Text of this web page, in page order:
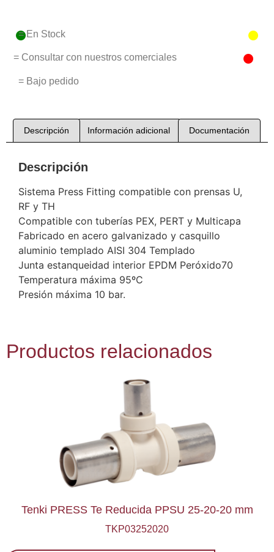
= En Stock
= Consultar con nuestros comerciales
= Bajo pedido
Descripción Información adicional Documentación
Descripción
Sistema Press Fitting compatible con prensas U,
RF y TH
Compatible con tuberías PEX, PERT y Multicapa
Fabricado en acero galvanizado y casquillo
aluminio templado AISI 304 Templado
Junta estanqueidad interior EPDM Peróxido70
Temperatura máxima 95ºC
Presión máxima 10 bar.
Productos relacionados
Tenki PRESS Te Reducida PPSU 25-20-20 mm
TKP03252020